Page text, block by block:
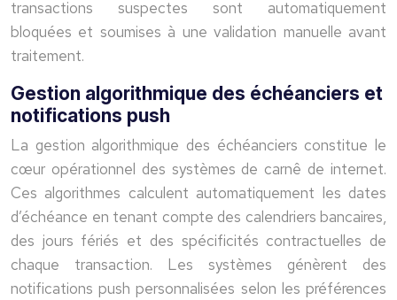
transactions suspectes sont automatiquement
bloquées et soumises à une validation manuelle avant
traitement.
Gestion algorithmique des échéanciers et
notifications push
La gestion algorithmique des échéanciers constitue le
cœur opérationnel des systèmes de carnê de internet.
Ces algorithmes calculent automatiquement les dates
d’échéance en tenant compte des calendriers bancaires,
des jours fériés et des spécificités contractuelles de
chaque transaction. Les systèmes génèrent des
notifications push personnalisées selon les préférences